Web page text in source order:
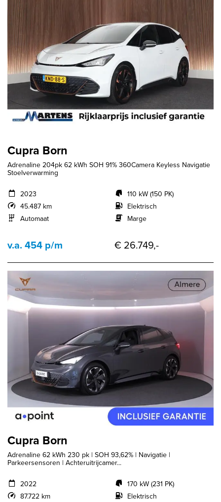
Cupra Born
Adrenaline 204pk 62 kWh SOH 91% 360Camera Keyless Navigatie
Stoelverwarming
2023
45.487 km
Automaat
110 kW (150 PK)
Elektrisch
Marge
v.a. 454 p/m € 26.749,-
Cupra Born
Adrenaline 62 kWh 230 pk | SOH 93,62% | Navigatie |
Parkeersensoren | Achteruitrijcamer...
2022
87.722 km
170 kW (231 PK)
Elektrisch